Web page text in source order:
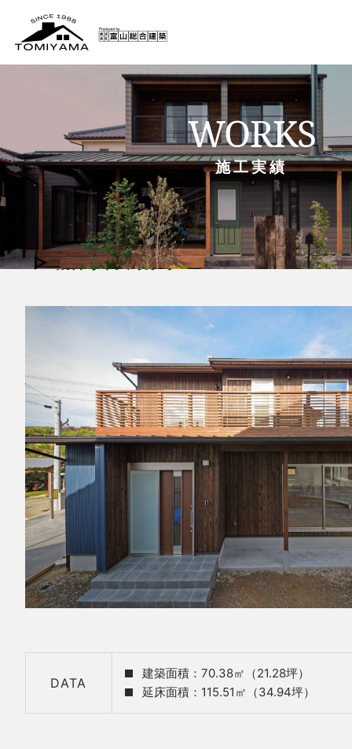
WORKS
施工実績
MUSIC HOUSE
観音寺市大野原町
DATA
建築面積：70.38㎡（21.28坪）
延床面積：115.51㎡（34.94坪）